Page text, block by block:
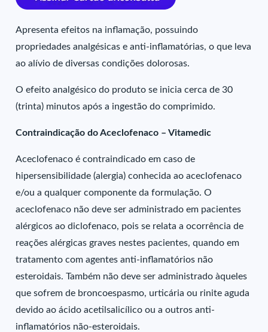
Apresenta efeitos na inflamação, possuindo
propriedades analgésicas e anti-inflamatórias, o que leva
ao alívio de diversas condições dolorosas.
O efeito analgésico do produto se inicia cerca de 30
(trinta) minutos após a ingestão do comprimido.
Contraindicação do Aceclofenaco – Vitamedic
Aceclofenaco é contraindicado em caso de
hipersensibilidade (alergia) conhecida ao aceclofenaco
e/ou a qualquer componente da formulação. O
aceclofenaco não deve ser administrado em pacientes
alérgicos ao diclofenaco, pois se relata a ocorrência de
reações alérgicas graves nestes pacientes, quando em
tratamento com agentes anti-inflamatórios não
esteroidais. Também não deve ser administrado àqueles
que sofrem de broncoespasmo, urticária ou rinite aguda
devido ao ácido acetilsalicílico ou a outros anti-
inflamatórios não-esteroidais.